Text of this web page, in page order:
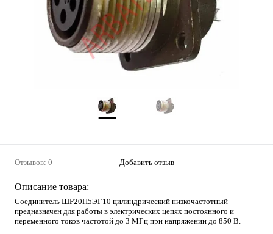
Отзывов: 0 Добавить отзыв
Описание товара:
Соединитель ШР20П5ЭГ10 цилиндрический низкочастотный
предназначен для работы в электрических цепях постоянного и
переменного токов частотой до 3 МГц при напряжении до 850 В.